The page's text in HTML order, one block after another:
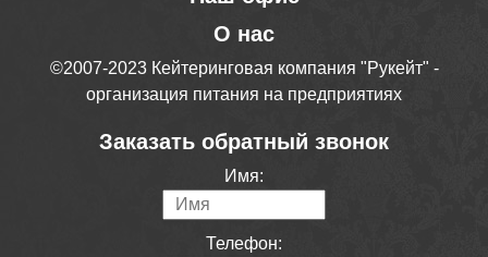
О нас
©2007-2023 Кейтеринговая компания "Рукейт" -
организация питания на предприятиях
Заказать обратный звонок
Имя:
Телефон: